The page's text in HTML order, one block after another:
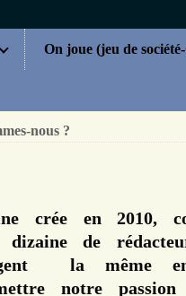
nous ?
crée en 2010,
dizaine de
la même
notre